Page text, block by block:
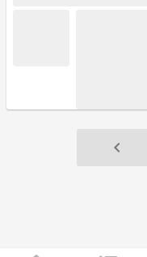
keyboard_arrow_left